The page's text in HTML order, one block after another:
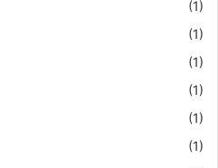
(1)
(1)
(1)
(1)
(1)
(1)